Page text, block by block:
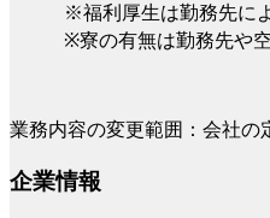
※福利厚生は勤務先に
※寮の有無は勤務先や
業務内容の変更範囲：会社の
企業情報